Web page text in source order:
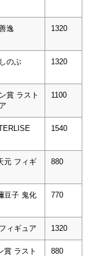
逸
1320
のぶ
1320
賞 ラスト
1100
1540
元 フィギ
880
豆子 鬼化
770
ィギュア 1320
賞 ラスト
880